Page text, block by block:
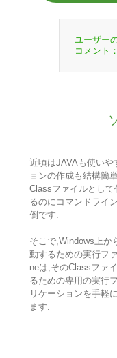
ユーザー
コメント：
近頃はJAVAも使い
ョンの作成も結構簡
Classファイルとし
るのにコマンドライ
倒です.
そこで,Windows上か
動するための実行フ
neは,そのClassファ
るための専用の実行
リケーションを手軽
ます.